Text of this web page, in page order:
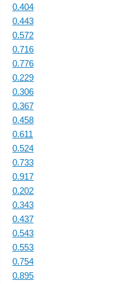
0.404
0.443
0.572
0.716
0.776
0.229
0.306
0.367
0.458
0.611
0.524
0.733
0.917
0.202
0.343
0.437
0.543
0.553
0.754
0.895